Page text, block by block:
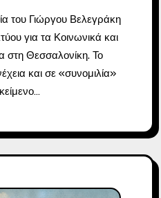
για τα Κοινωνικά και
στη Θεσσαλονίκη. Το
και σε «συνομιλία»